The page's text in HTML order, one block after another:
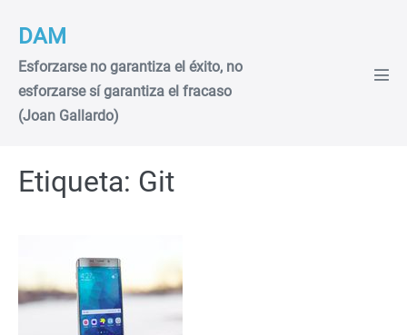
contenido
DAM
Esforzarse no garantiza el éxito, no
esforzarse sí garantiza el fracaso
(Joan Gallardo)
Etiqueta: Git